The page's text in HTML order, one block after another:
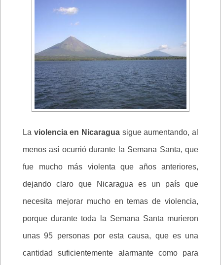
La violencia en Nicaragua sigue aumentando, al
menos así ocurrió durante la Semana Santa, que
fue mucho más violenta que años anteriores,
dejando claro que Nicaragua es un país que
necesita mejorar mucho en temas de violencia,
porque durante toda la Semana Santa murieron
unas 95 personas por esta causa, que es una
cantidad suficientemente alarmante como para